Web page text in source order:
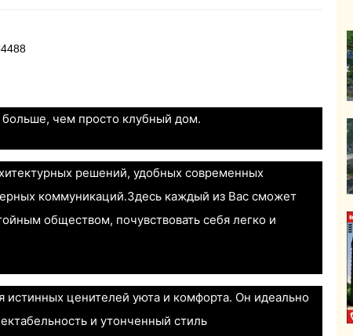
чем просто клубный дом.
решений, удобных современных
коммуникаций.Здесь каждый из Вас сможет
обществом, почувствовать себя легко и
истинных ценителей уюта и комфорта. Он идеально
и утонченный стиль